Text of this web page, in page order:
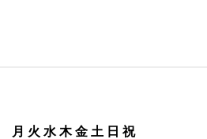
月 火 水 木 金 土 日 祝